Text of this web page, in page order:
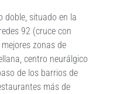
doble, situado en la
92 (cruce con
zonas de
centro neurálgico
de los barrios de
más de